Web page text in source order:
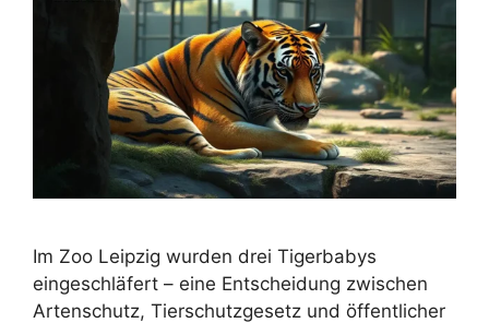
Im Zoo Leipzig wurden drei Tigerbabys
eingeschläfert – eine Entscheidung zwischen
Artenschutz, Tierschutzgesetz und öffentlicher